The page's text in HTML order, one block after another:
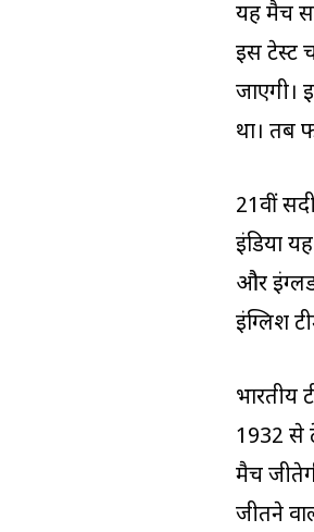
यह मैच
इस टेस्ट
जाएगी।
था। तब
21वीं
इंडिया
और
इंग्लिश
भारतीय
1932 से
मैच
जीतने